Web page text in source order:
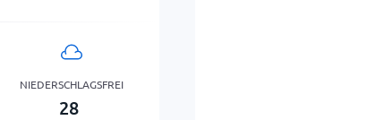
NIEDERSCHLAGSFREI
28